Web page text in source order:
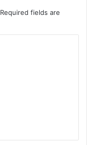
Required fields are